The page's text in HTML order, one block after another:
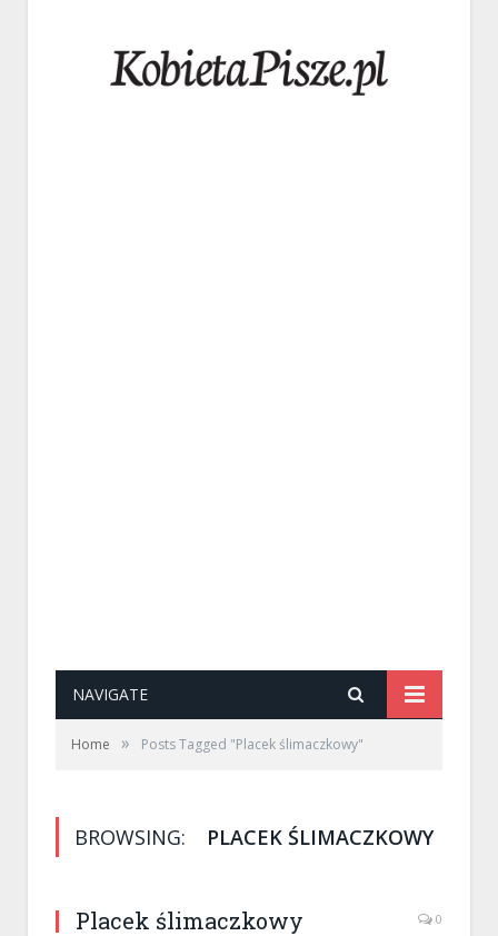
NAVIGATE
Home » Posts Tagged "Placek ślimaczkowy"
BROWSING: PLACEK ŚLIMACZKOWY
Placek ślimaczkowy 0